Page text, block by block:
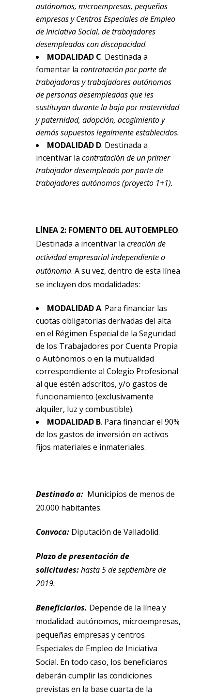
autónomos, microempresas, pequeñas
empresas y Centros Especiales de Empleo
de Iniciativa Social, de trabajadores
desempleados con discapacidad.
MODALIDAD C. Destinada a
fomentar la contratación por parte de
trabajadoras y trabajadores autónomos
de personas desempleadas que les
sustituyan durante la baja por maternidad
y paternidad, adopción, acogimiento y
demás supuestos legalmente establecidos.
MODALIDAD D. Destinada a
incentivar la contratación de un primer
trabajador desempleado por parte de
trabajadores autónomos (proyecto 1+1).
LÍNEA 2: FOMENTO DEL AUTOEMPLEO.
Destinada a incentivar la creación de
actividad empresarial independiente o
autónoma. A su vez, dentro de esta línea
se incluyen dos modalidades:
MODALIDAD A. Para financiar las
cuotas obligatorias derivadas del alta
en el Régimen Especial de la Seguridad
de los Trabajadores por Cuenta Propia
o Autónomos o en la mutualidad
correspondiente al Colegio Profesional
al que estén adscritos, y/o gastos de
funcionamiento (exclusivamente
alquiler, luz y combustible).
MODALIDAD B. Para financiar el 90%
de los gastos de inversión en activos
fijos materiales e inmateriales.
Destinado a: Municipios de menos de
20.000 habitantes.
Convoca: Diputación de Valladolid.
Plazo de presentación de
solicitudes:hasta 5 de septiembre de
2019.
Beneficiarios. Depende de la línea y
modalidad: autónomos, microempresas,
pequeñas empresas y centros
Especiales de Empleo de Iniciativa
Social. En todo caso, los beneficiaros
deberán cumplir las condiciones
previstas en la base cuarta de la